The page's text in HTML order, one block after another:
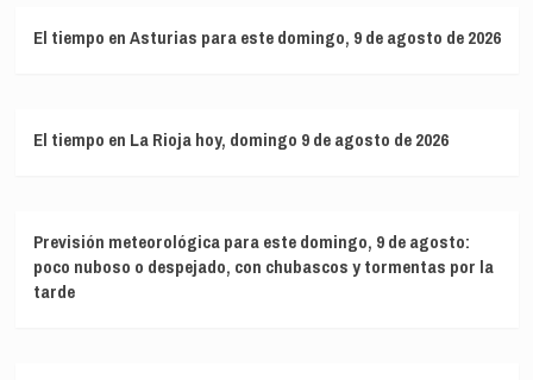
El tiempo en Asturias para este domingo, 9 de agosto de 2026
El tiempo en La Rioja hoy, domingo 9 de agosto de 2026
Previsión meteorológica para este domingo, 9 de agosto:
poco nuboso o despejado, con chubascos y tormentas por la
tarde